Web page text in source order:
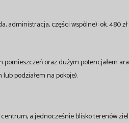
administracja, części wspólne): ok. 480 zł
oraz dużym potencjałem
podziałem na pokoje).
a jednocześnie blisko terenów